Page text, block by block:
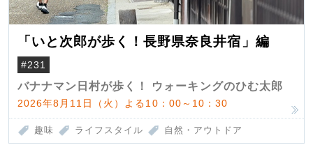
「いと次郎が歩く！長野県奈良井宿」編
#231
バナナマン日村が歩く！ ウォーキングのひむ太郎
2026年8月11日（火）よる10：00～10：30
趣味 ライフスタイル 自然・アウトドア